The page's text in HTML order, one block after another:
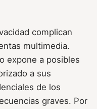
complican
multimedia.
expone a posibles
a sus
de los
graves. Por